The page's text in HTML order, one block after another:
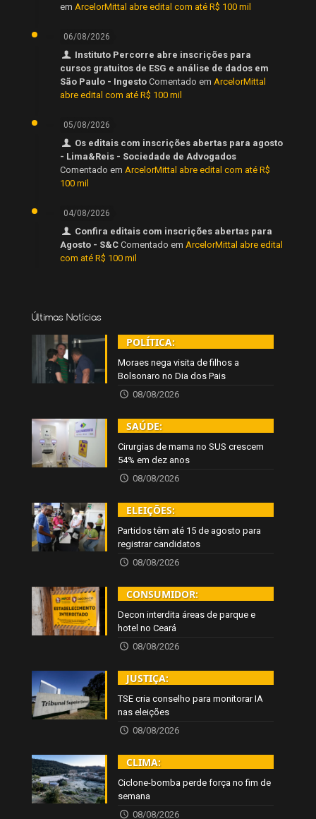
em ArcelorMittal abre edital com até R$ 100 mil
06/08/2026
Instituto Percorre abre inscrições para
cursos gratuitos de ESG e análise de dados em
São Paulo - Ingesto Comentado em ArcelorMittal
abre edital com até R$ 100 mil
05/08/2026
Os editais com inscrições abertas para agosto
- Lima&Reis - Sociedade de Advogados
Comentado em ArcelorMittal abre edital com até R$
100 mil
04/08/2026
Confira editais com inscrições abertas para
Agosto - S&C Comentado em ArcelorMittal abre edital
com até R$ 100 mil
Últimas Notícias
POLÍTICA:
Moraes nega visita de filhos a
Bolsonaro no Dia dos Pais
08/08/2026
SAÚDE:
Cirurgias de mama no SUS crescem
54% em dez anos
08/08/2026
ELEIÇÕES:
Partidos têm até 15 de agosto para
registrar candidatos
08/08/2026
CONSUMIDOR:
Decon interdita áreas de parque e
hotel no Ceará
08/08/2026
JUSTIÇA:
TSE cria conselho para monitorar IA
nas eleições
08/08/2026
CLIMA:
Ciclone-bomba perde força no fim de
semana
08/08/2026